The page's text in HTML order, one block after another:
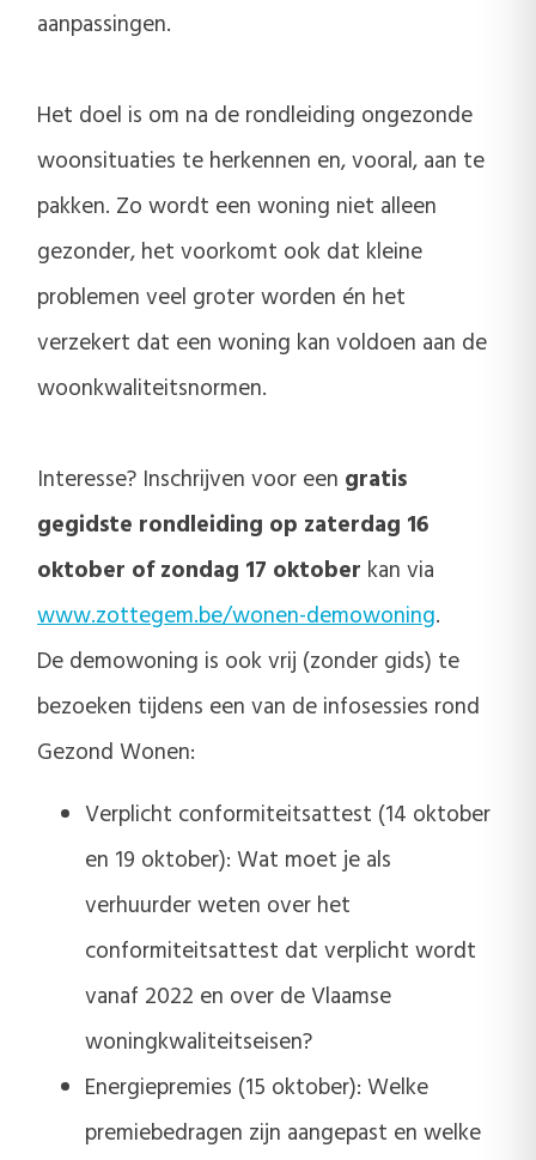
aanpassingen.
Het doel is om na de rondleiding ongezonde
woonsituaties te herkennen en, vooral, aan te
pakken. Zo wordt een woning niet alleen
gezonder, het voorkomt ook dat kleine
problemen veel groter worden én het
verzekert dat een woning kan voldoen aan de
woonkwaliteitsnormen.
Interesse? Inschrijven voor een gratis
gegidste rondleiding op zaterdag 16
oktober of zondag 17 oktober kan via
www.zottegem.be/wonen-demowoning.
De demowoning is ook vrij (zonder gids) te
bezoeken tijdens een van de infosessies rond
Gezond Wonen:
Verplicht conformiteitsattest (14 oktober
en 19 oktober): Wat moet je als
verhuurder weten over het
conformiteitsattest dat verplicht wordt
vanaf 2022 en over de Vlaamse
woningkwaliteitseisen?
Energiepremies (15 oktober): Welke
premiebedragen zijn aangepast en welke